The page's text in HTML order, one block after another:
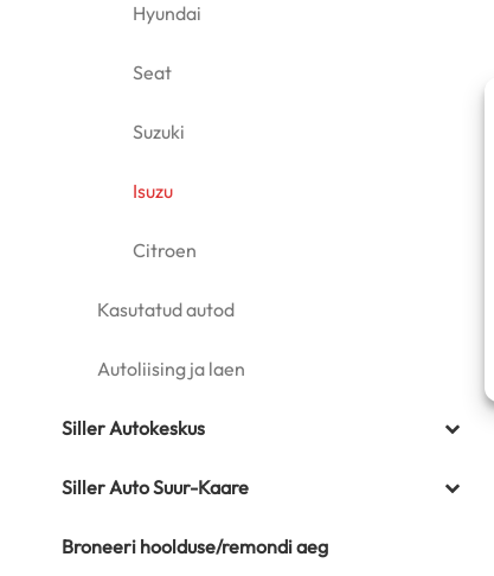
Hyundai
Seat
Suzuki
Isuzu
Citroen
Kasutatud autod
Autoliising ja laen
Siller Autokeskus
Siller Auto Suur-Kaare
Broneeri hoolduse/remondi aeg